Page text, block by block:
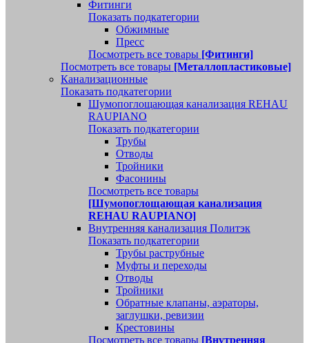
Фитинги
Показать подкатегории
Обжимные
Пресс
Посмотреть все товары [Фитинги]
Посмотреть все товары [Металлопластиковые]
Канализационные
Показать подкатегории
Шумопоглощающая канализация REHAU
RAUPIANO
Показать подкатегории
Трубы
Отводы
Тройники
Фасонины
Посмотреть все товары
[Шумопоглощающая канализация
REHAU RAUPIANO]
Внутренняя канализация Политэк
Показать подкатегории
Трубы раструбные
Муфты и переходы
Отводы
Тройники
Обратные клапаны, аэраторы,
заглушки, ревизии
Крестовины
Посмотреть все товары [Внутренняя